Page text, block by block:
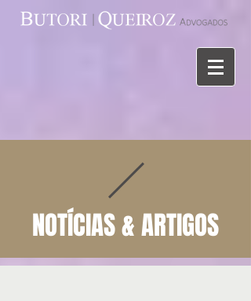
NOTÍCIAS & ARTIGOS